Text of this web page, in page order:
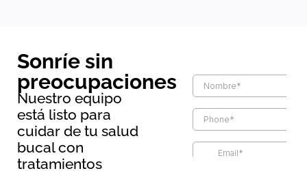
Sonríe sin
preocupaciones
Nuestro equipo
está listo para
cuidar de tu salud
bucal con
tratamientos